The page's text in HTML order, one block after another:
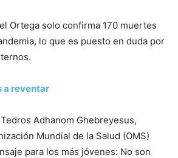
Ortega solo confirma 170 muertes
lo que es puesto en duda por
a reventar
Adhanom Ghebreyesus,
Mundial de la Salud (OMS)
para los más jóvenes: No son